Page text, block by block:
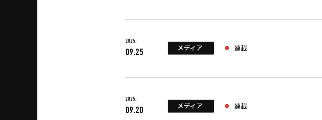
2025.
09.25 メディア 連載
2025.
09.20 メディア 連載